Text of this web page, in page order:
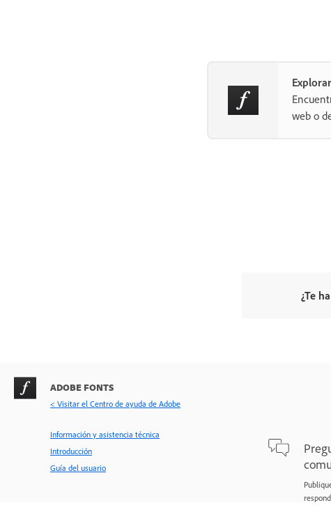
web o
¿Te
ADOBE FONTS
< Visitar el Centro de ayuda de Adobe
Información y asistencia técnica
Introducción
Guía del usuario